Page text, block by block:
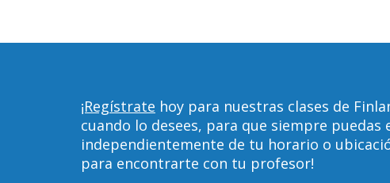
¡Regístrate hoy para nuestras clases de
cuando lo desees, para que siempre
independientemente de tu horario o
para encontrarte con tu profesor!